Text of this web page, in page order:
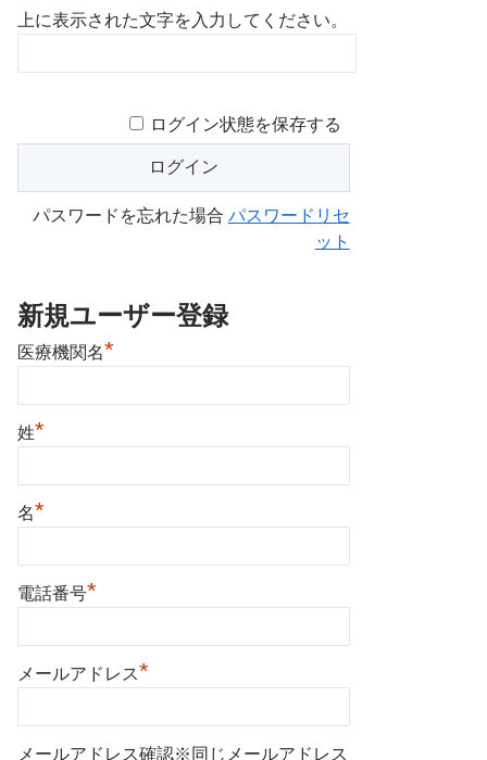
上に表示された文字を入力してください。
ログイン状態を保存する
パスワードを忘れた場合 パスワードリセ
ット
新規ユーザー登録
医療機関名*
姓*
名*
電話番号*
メールアドレス*
メールアドレス確認※同じメールアドレス